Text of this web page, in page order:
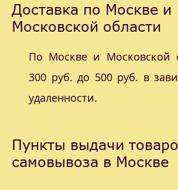
Доставка по Москве и
Московской области
По Москве и Московской
300 руб. до 500 руб. в
удаленности.
Пункты выдачи
самовывоза в Москве